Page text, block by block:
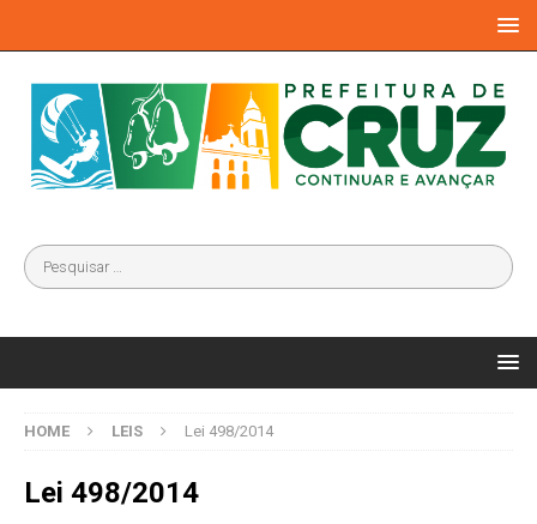
HOME LEIS Lei 498/2014
Lei 498/2014